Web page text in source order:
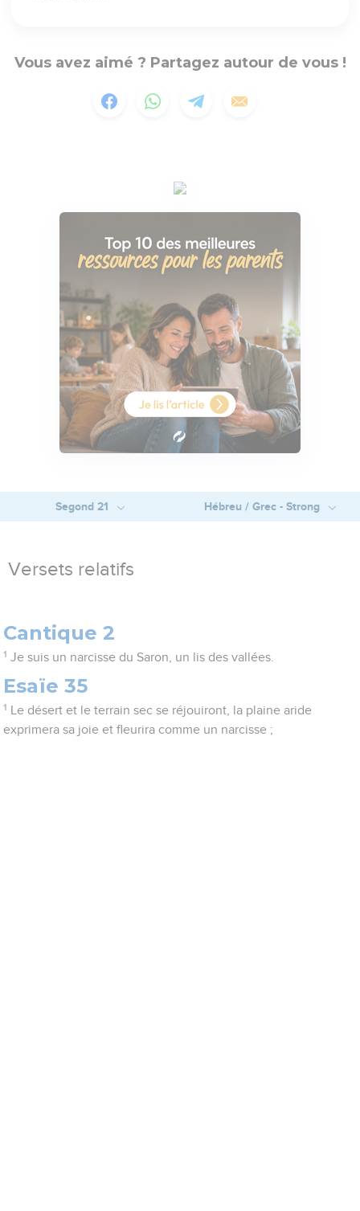
Vous avez aimé ? Partagez autour de vous !
Segond 21 Hébreu / Grec - Strong
Versets relatifs
Cantique 2
1 Je suis un narcisse du Saron, un lis des vallées.
Esaïe 35
1
Le désert et le terrain sec se réjouiront, la plaine aride
exprimera sa joie et fleurira comme un narcisse ;